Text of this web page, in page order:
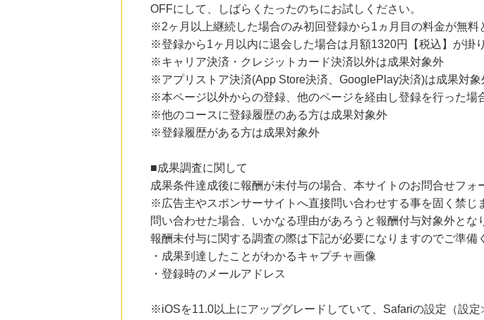
OFFにして、しばらくたったのちにお試しください。
※2ヶ月以上継続した場合のみ初回登録から1ヵ月目の料金が無料
※登録から1ヶ月以内に退会した場合は月額1320円【税込】が掛
※キャリア決済・クレジットカード決済以外は成果対象外
※アプリストア決済(App Store決済、GooglePlay決済)は成果対象
※本ページ以外からの登録、他のページを経由し登録を行った場
※他のコースに登録履歴のある方は成果対象外
※登録履歴がある方は成果対象外
■成果調査に関して
成果条件達成後に報酬が未付与の場合、本サイトのお問合せフォ
※広告主やスポンサーサイトへ直接問い合わせする事を固く禁じ
問い合わせた場合、いかなる理由があろうと報酬付与対象外とな
報酬未付与に関する調査の際は下記が必要になりますのでご準備
・成果到達したことがわかるキャプチャ画像
・登録時のメールアドレス
※iOSを11.0以上にアップグレードしていて、Safariの設定（設